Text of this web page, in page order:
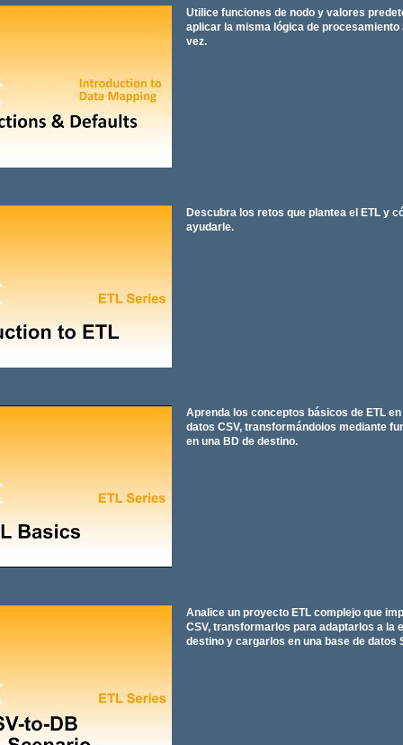
Utilice funciones de nodo y valores
aplicar la misma lógica de procesamiento
vez.
Descubra los retos que plantea el ETL y
ayudarle.
Aprenda los conceptos básicos de ETL
datos CSV, transformándolos mediante
en una BD de destino.
Analice un proyecto ETL complejo que
CSV, transformarlos para adaptarlos a la
destino y cargarlos en una base de datos